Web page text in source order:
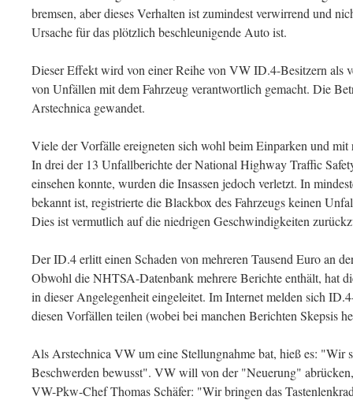
bremsen, aber dieses Verhalten ist zumindest verwirrend und
Ursache für das plötzlich beschleunigende Auto ist.
Dieser Effekt wird von einer Reihe von VW ID.4-Besitzern als
von Unfällen mit dem Fahrzeug verantwortlich gemacht. Die
Arstechnica gewandet.
Viele der Vorfälle ereigneten sich wohl beim Einparken und
In drei der 13 Unfallberichte der National Highway Traffic
einsehen konnte, wurden die Insassen jedoch verletzt. In
bekannt ist, registrierte die Blackbox des Fahrzeugs keinen
Dies ist vermutlich auf die niedrigen Geschwindigkeiten
Der ID.4 erlitt einen Schaden von mehreren Tausend Euro an
Obwohl die NHTSA-Datenbank mehrere Berichte enthält, hat
in dieser Angelegenheit eingeleitet. Im Internet melden sich
diesen Vorfällen teilen (wobei bei manchen Berichten Skepsis
Als Arstechnica VW um eine Stellungnahme bat, hieß es: "Wir
Beschwerden bewusst". VW will von der "Neuerung"
VW-Pkw-Chef Thomas Schäfer: "Wir bringen das